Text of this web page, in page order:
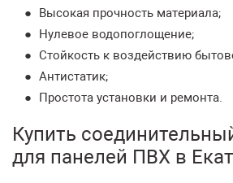
Высокая прочность материала;
Нулевое водопоглощение;
Стойкость к воздействию
Антистатик;
Простота установки и ремонта.
Купить
для панелей ПВХ в